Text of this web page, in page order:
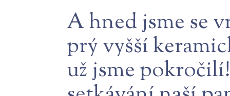
A hned jsme se
prý vyšší
už jsme